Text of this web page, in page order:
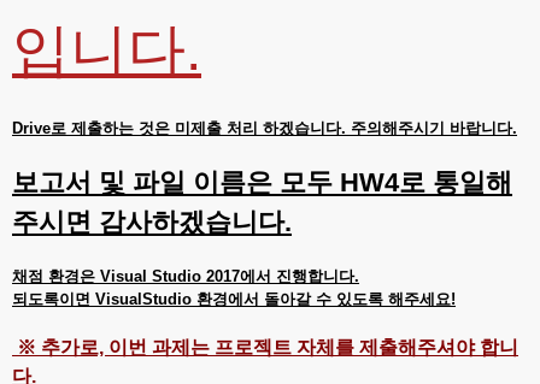
입니다.
Drive로 제출하는 것은 미제출 처리 하겠습니다. 주의해주시기 바랍니다.
보고서 및 파일 이름은 모두 HW4로 통일해
주시면 감사하겠습니다.
채점 환경은 Visual Studio 2017에서 진행합니다.
되도록이면 VisualStudio 환경에서 돌아갈 수 있도록 해주세요!
※ 추가로, 이번 과제는 프로젝트 자체를 제출해주셔야 합니
다.